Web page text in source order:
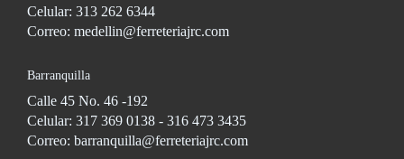
Celular: 313 262 6344
Correo: medellin@ferreteriajrc.com
Barranquilla
Calle 45 No. 46 -192
Celular: 317 369 0138 - 316 473 3435
Correo: barranquilla@ferreteriajrc.com